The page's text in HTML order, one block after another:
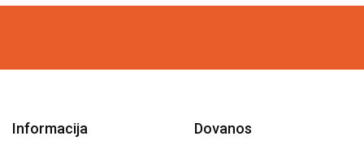
was: is:
Informacija Dovanos